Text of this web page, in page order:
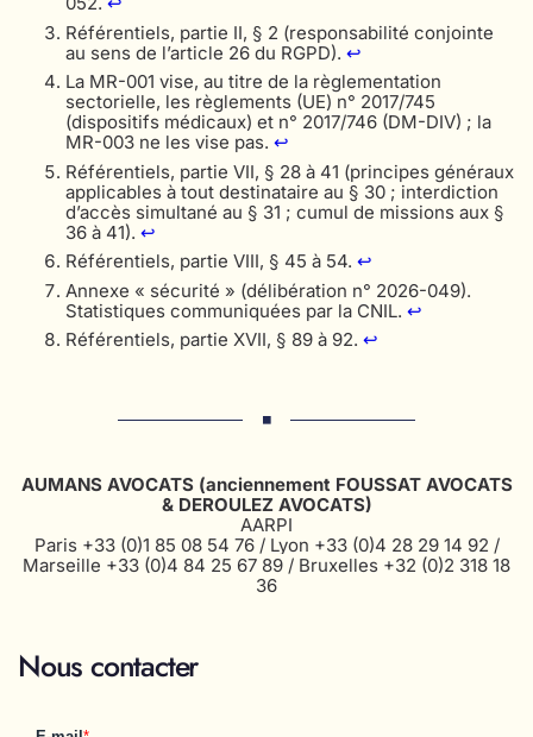
Référentiels, partie II, § 2 (responsabilité conjointe
au sens de l’article 26 du RGPD). ↩︎
La MR-001 vise, au titre de la règlementation
sectorielle, les règlements (UE) n° 2017/745
(dispositifs médicaux) et n° 2017/746 (DM-DIV) ; la
MR-003 ne les vise pas. ↩︎
Référentiels, partie VII, § 28 à 41 (principes généraux
applicables à tout destinataire au § 30 ; interdiction
d’accès simultané au § 31 ; cumul de missions aux §
36 à 41). ↩︎
Référentiels, partie VIII, § 45 à 54. ↩︎
Annexe « sécurité » (délibération n° 2026-049).
Statistiques communiquées par la CNIL. ↩︎
Référentiels, partie XVII, § 89 à 92. ↩︎
AUMANS AVOCATS (anciennement FOUSSAT AVOCATS
& DEROULEZ AVOCATS)
AARPI
Paris +33 (0)1 85 08 54 76 / Lyon +33 (0)4 28 29 14 92 /
Marseille +33 (0)4 84 25 67 89 / Bruxelles +32 (0)2 318 18
36
Nous contacter